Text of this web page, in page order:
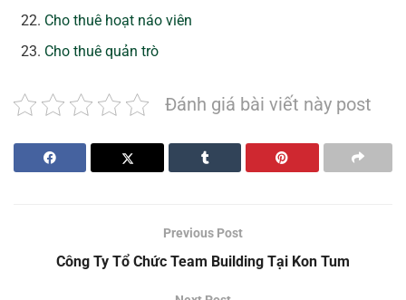
Cho thuê hoạt náo viên
Cho thuê quản trò
Đánh giá bài viết này post
Previous Post
Công Ty Tổ Chức Team Building Tại Kon Tum